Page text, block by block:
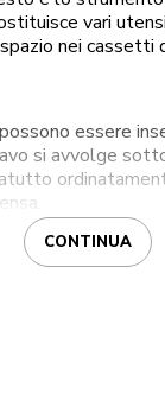
vari
nei cassetti
essere
si avvolge
CONTINUA